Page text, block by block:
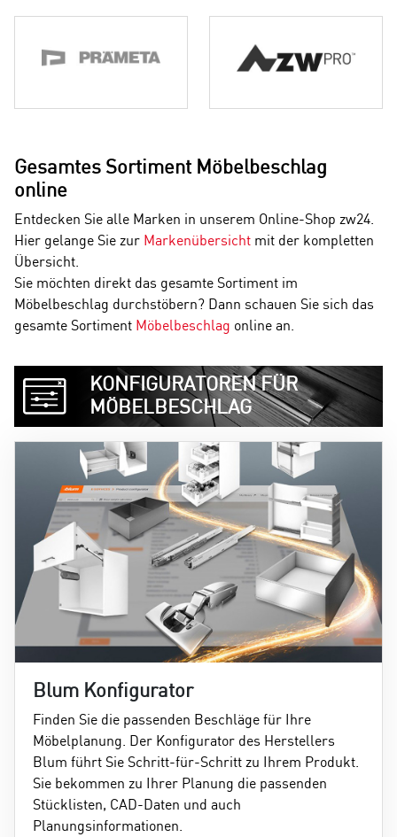
Gesamtes Sortiment Möbelbeschlag
online
Entdecken Sie alle Marken in unserem Online-Shop zw24.
Hier gelange Sie zur Markenübersicht mit der kompletten
Übersicht.
Sie möchten direkt das gesamte Sortiment im
Möbelbeschlag durchstöbern? Dann schauen Sie sich das
gesamte Sortiment Möbelbeschlag online an.
KONFIGURATOREN FÜR
MÖBELBESCHLAG
Blum Konfigurator
Finden Sie die passenden Beschläge für Ihre
Möbelplanung. Der Konfigurator des Herstellers
Blum führt Sie Schritt-für-Schritt zu Ihrem Produkt.
Sie bekommen zu Ihrer Planung die passenden
Stücklisten, CAD-Daten und auch
Planungsinformationen.